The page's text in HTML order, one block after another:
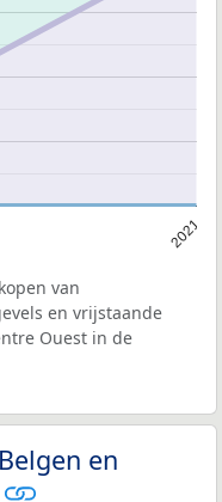
2021
van
en vrijstaande
Ouest in de
en